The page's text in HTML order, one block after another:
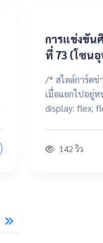
การแข่งขัน
ที่ 73 (โซน
/* สไตล์การ์ดข่
เมื่อแยกไปอยู่หน้าใหม่) */
display: flex; flex-direction: column; justify-
text-decoration:
142 วิว